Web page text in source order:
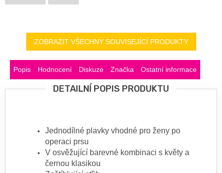
ZOBRAZIT VŠECHNY SOUVISEJÍCÍ PRODUKTY
Popis Hodnocení Diskuze Značka Ostatní informace
DETAILNÍ POPIS PRODUKTU
Jednodílné plavky vhodné pro ženy po
operaci prsu
V osvěžující barevné kombinaci s květy a
černou klasikou